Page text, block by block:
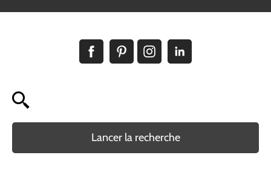
Lancer la recherche